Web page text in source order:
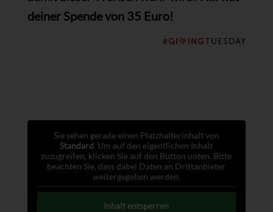
deiner Spende von 35 Euro!
Sie sehen gerade einen Platzhalterinhalt von
Standard. Um auf den eigentlichen Inhalt
zuzugreifen, klicken Sie auf den Button unten. Bitte
beachten Sie, dass dabei Daten an Drittanbieter
weitergegeben werden.
Inhalt entsperren